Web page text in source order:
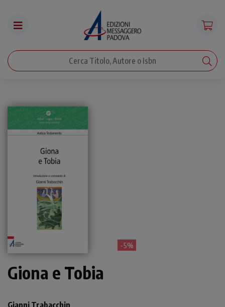
- 5%
Giona e Tobia